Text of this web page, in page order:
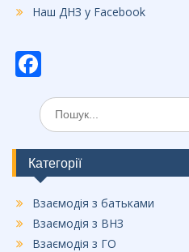
Наш ДНЗ у Facebook
ac
e
b
o
o
k
Шукати:
Категорії
Взаємодія з батьками
Взаємодія з ВНЗ
Взаємодія з ГО